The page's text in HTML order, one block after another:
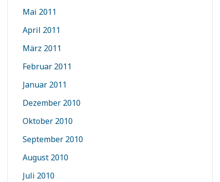
Mai 2011
April 2011
März 2011
Februar 2011
Januar 2011
Dezember 2010
Oktober 2010
September 2010
August 2010
Juli 2010